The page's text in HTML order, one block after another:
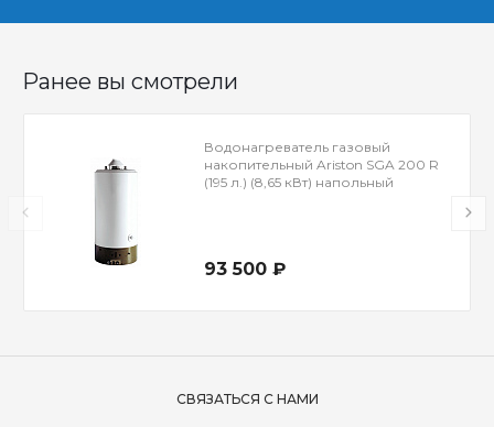
Ранее вы смотрели
Водонагреватель газовый
накопительный Ariston SGA 200 R
(195 л.) (8,65 кВт) напольный
93 500 ₽
СВЯЗАТЬСЯ С НАМИ